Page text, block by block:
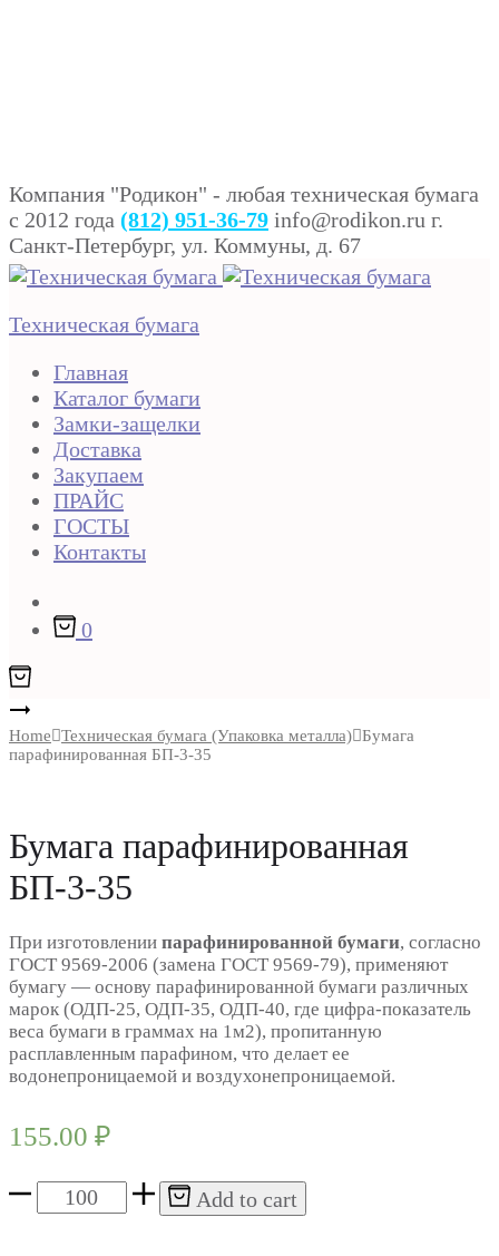
Компания "Родикон" - любая техническая бумага
c 2012 года (812) 951-36-79 info@rodikon.ru г.
Санкт-Петербург, ул. Коммуны, д. 67
Техническая бумага
Главная
Каталог бумаги
Замки-защелки
Доставка
Закупаем
ПРАЙС
ГОСТЫ
Контакты
0
Product
navigation
Бумага
парафинированная
БП
Home Техническая бумага (Упаковка металла) Бумага
парафинированная БП-3-35
Бумага парафинированная
БП-3-35
При изготовлении парафинированной бумаги, согласно
ГОСТ 9569-2006 (замена ГОСТ 9569-79), применяют
бумагу — основу парафинированной бумаги различных
марок (ОДП-25, ОДП-35, ОДП-40, где цифра-показатель
веса бумаги в граммах на 1м2), пропитанную
расплавленным парафином, что делает ее
водонепроницаемой и воздухонепроницаемой.
155.00 ₽
Бумага
парафинированная
Add to cart